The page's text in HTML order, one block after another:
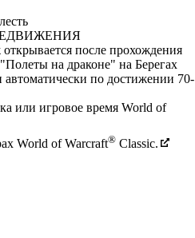
после прохождения
на драконе" на Берегах
по достижении 70-
или игровое время World of
World of Warcraft® Classic.